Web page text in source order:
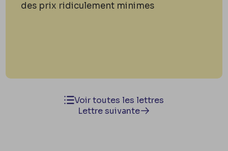
des prix ridiculement minimes
Voir toutes les lettres
Lettre suivante